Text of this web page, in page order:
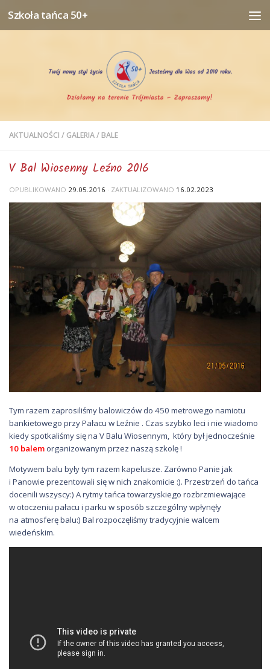
Przejdź do treści
Szkoła tańca 50+
AKTUALNOŚCI /GALERIA/BALE
V Bal Wiosenny Leźno 2016
OPUBLIKOWANO 29.05.2016 · ZAKTUALIZOWANO 16.02.2023
Tym razem zaprosiliśmy balowiczów do 450 metrowego namiotu
bankietowego przy Pałacu w Leźnie . Czas szybko leci i nie wiadomo
kiedy spotkaliśmy się na V Balu Wiosennym, który był jednocześnie
10 balem organizowanym przez naszą szkolę !
Motywem balu były tym razem kapelusze. Zarówno Panie jak
i Panowie prezentowali się w nich znakomicie :). Przestrzeń do tańca
docenili wszyscy:) A rytmy tańca towarzyskiego rozbrzmiewające
w otoczeniu pałacu i parku w sposób szczególny wpłynęły
na atmosferę balu:) Bal rozpoczęliśmy tradycyjnie walcem
wiedeńskim.